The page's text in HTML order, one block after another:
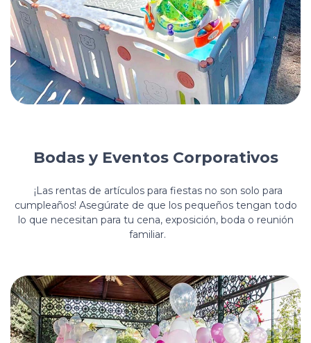
Bodas y Eventos Corporativos
¡Las rentas de artículos para fiestas no son solo para
cumpleaños! Asegúrate de que los pequeños tengan todo
lo que necesitan para tu cena, exposición, boda o reunión
familiar.